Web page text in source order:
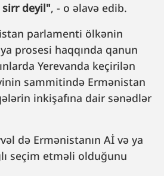
sirr deyil", - o əlavə edib.
parlamenti ölkənin
prosesi haqqında qanun
Yerevanda keçirilən
sammitində Ermənistan
inkişafına dair sənədlər
də Ermənistanın Aİ və ya
seçim etməli olduğunu